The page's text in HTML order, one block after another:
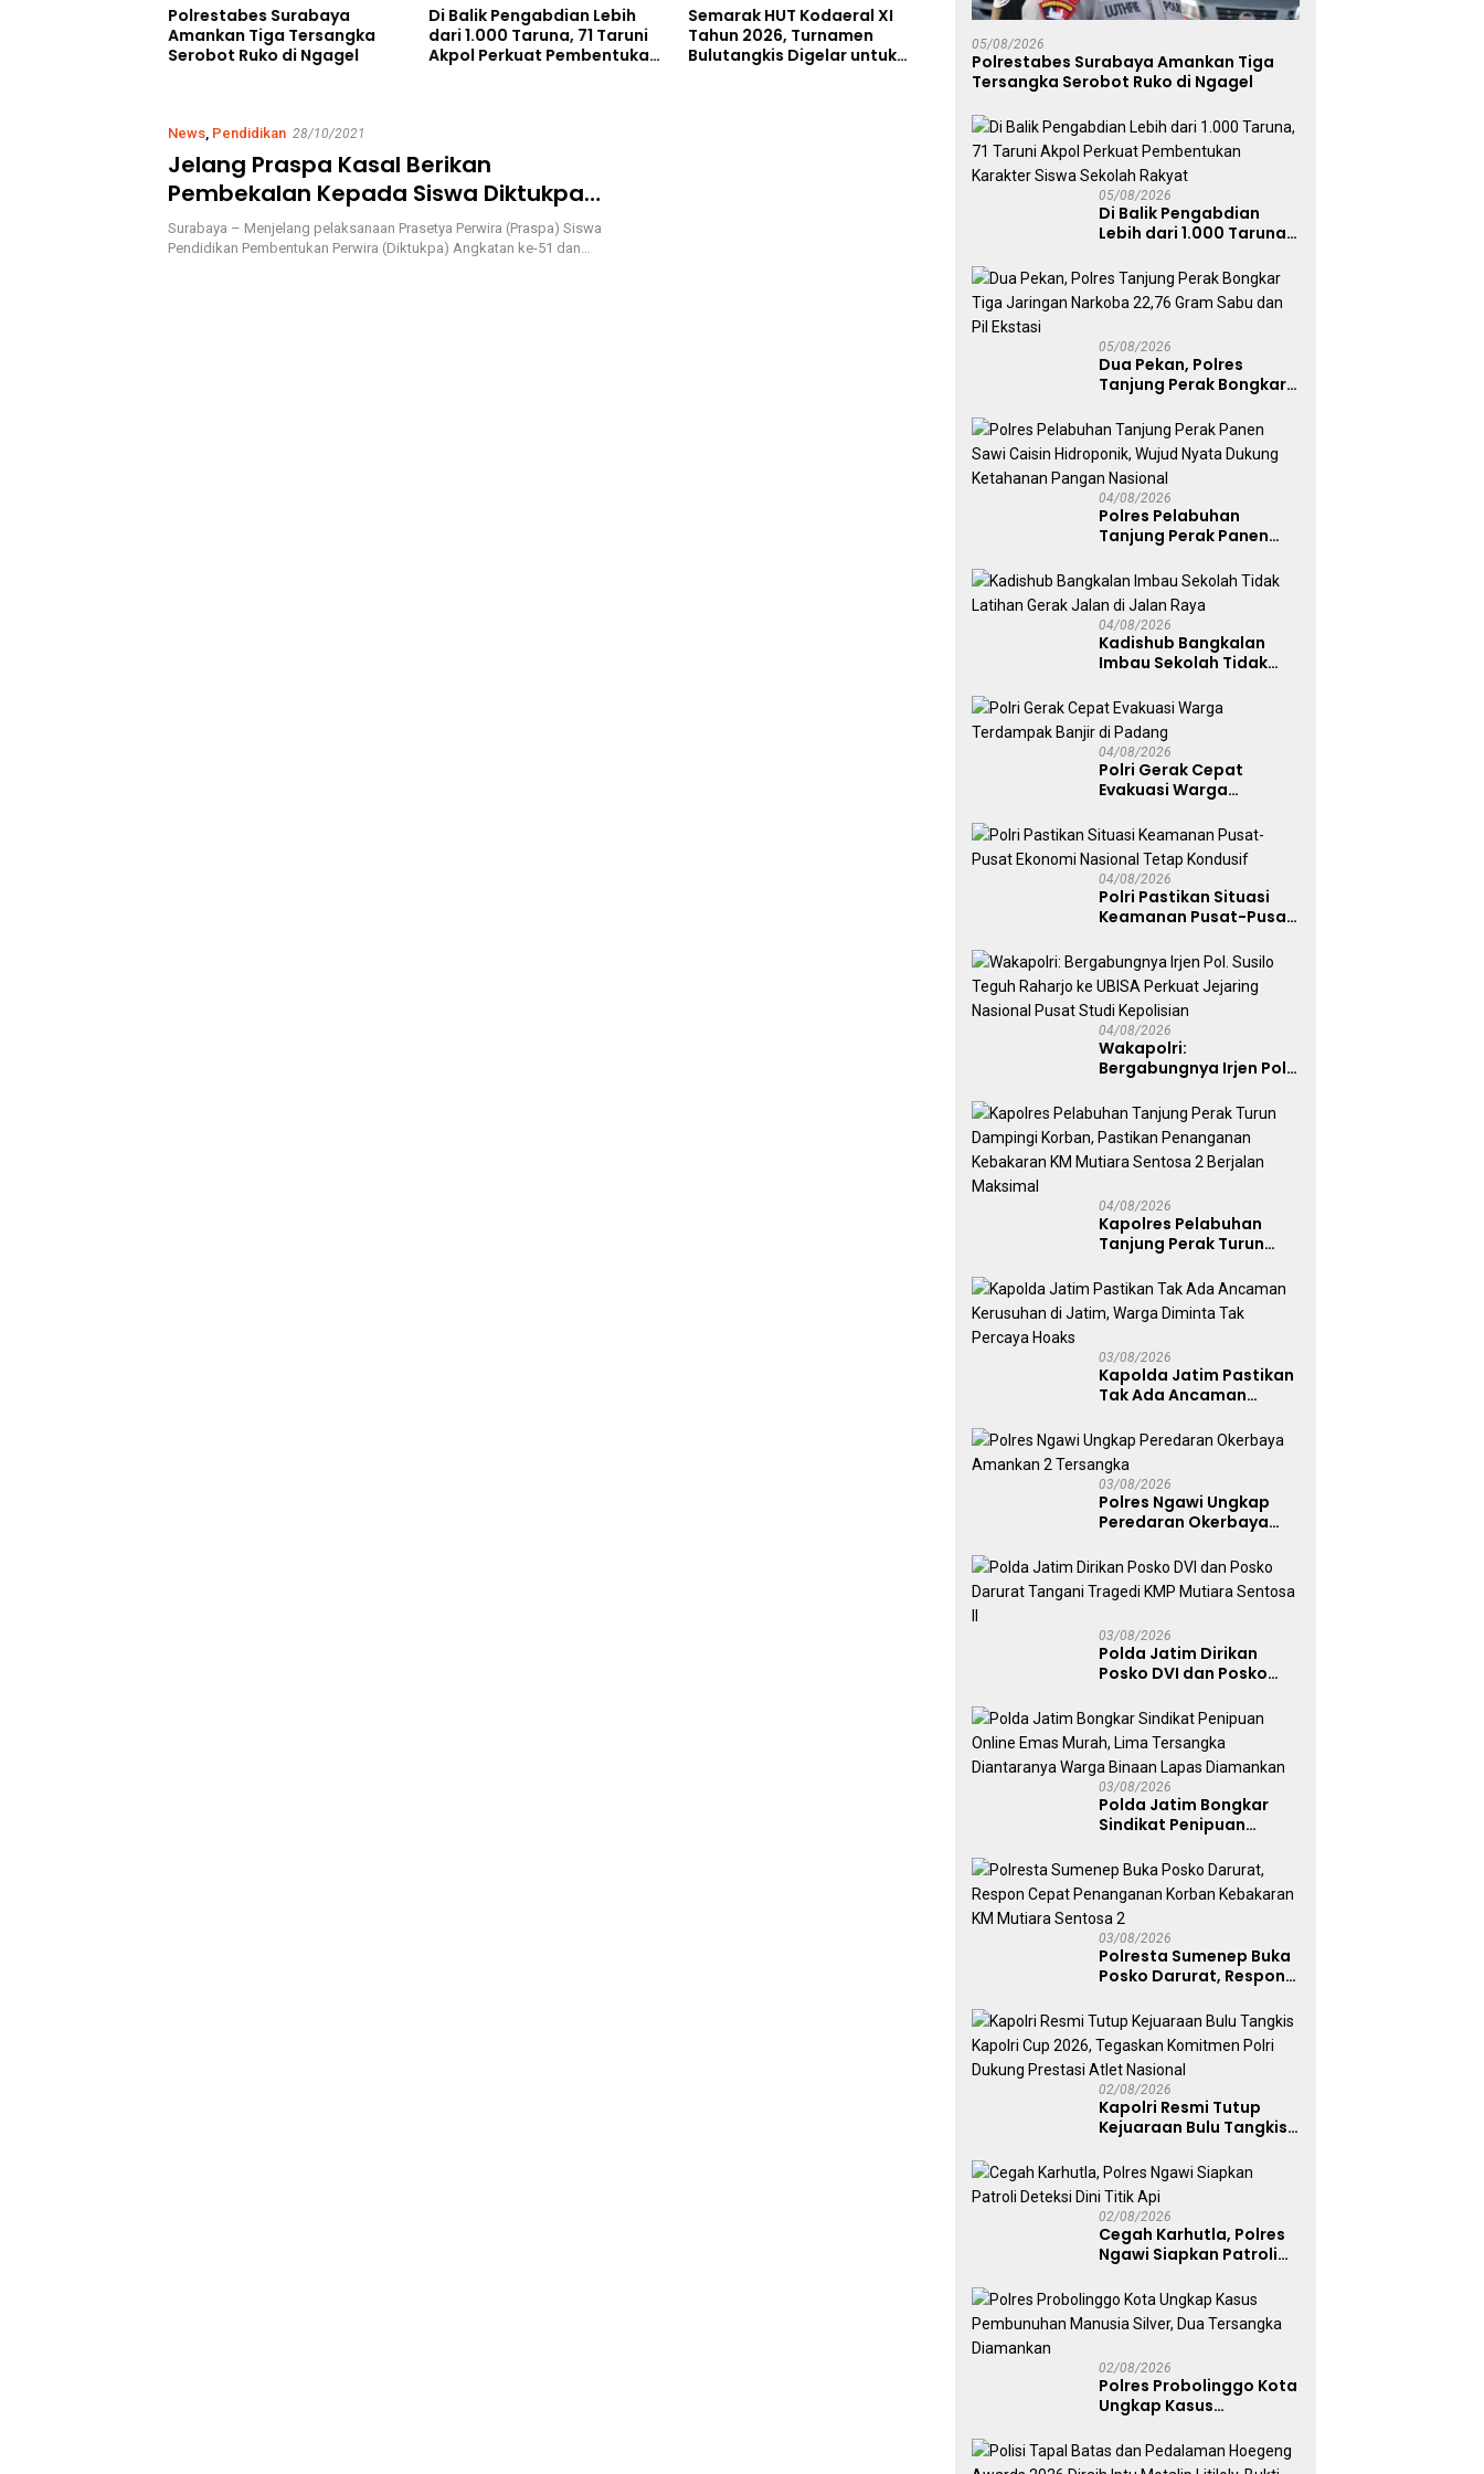
Polrestabes Surabaya
Amankan Tiga Tersangka
Serobot Ruko di Ngagel
Di Balik Pengabdian Lebih
dari 1.000 Taruna, 71 Taruni
Akpol Perkuat Pembentukan
Semarak HUT Kodaeral XI
Tahun 2026, Turnamen
Bulutangkis Digelar untuk
Dua Pekan, Polres Tanjung
Perak Bongkar Tiga
Jaringan Narkoba 22,76
Gram Sabu dan Pil Ekstasi
DJ Intan WD ICYtone Reborn
Surabaya, Suasana Malam
Makin Meriah
News, Pendidikan 28/10/2021
Jelang Praspa Kasal Berikan
Pembekalan Kepada Siswa Diktukpa
Angkatan LI dan Diktupakat TNI AL TA
2021
Surabaya – Menjelang pelaksanaan Prasetya Perwira (Praspa) Siswa
Pendidikan Pembentukan Perwira (Diktukpa) Angkatan ke-51 dan…
05/08/2026
Polrestabes Surabaya Amankan Tiga
Tersangka Serobot Ruko di Ngagel
05/08/2026
Di Balik Pengabdian
Lebih dari 1.000 Taruna,
Pembentukan Karakter
Siswa Sekolah Rakyat
05/08/2026
Dua Pekan, Polres
Tanjung Perak Bongkar
22,76 Gram Sabu dan Pil
Ekstasi
04/08/2026
Polres Pelabuhan
Tanjung Perak Panen
Wujud Nyata Dukung
Ketahanan Pangan
Nasional
04/08/2026
Kadishub Bangkalan
Imbau Sekolah Tidak
Jalan Raya
04/08/2026
Polri Gerak Cepat
Evakuasi Warga
Padang
04/08/2026
Polri Pastikan Situasi
Keamanan Pusat-Pusat
Kondusif
04/08/2026
Wakapolri:
Bergabungnya Irjen Pol.
UBISA Perkuat Jejaring
Nasional Pusat Studi
Kepolisian
04/08/2026
Kapolres Pelabuhan
Tanjung Perak Turun
Pastikan Penanganan
Kebakaran KM Mutiara
Sentosa 2 Berjalan
03/08/2026
Kapolda Jatim Pastikan
Tak Ada Ancaman
Warga Diminta Tak
Percaya Hoaks
03/08/2026
Polres Ngawi Ungkap
Peredaran Okerbaya
03/08/2026
Polda Jatim Dirikan
Posko DVI dan Posko
Tragedi KMP Mutiara
Sentosa II
03/08/2026
Polda Jatim Bongkar
Sindikat Penipuan
Tersangka Diantaranya
Warga Binaan Lapas
Diamankan
03/08/2026
Polresta Sumenep Buka
Posko Darurat, Respon
Korban Kebakaran KM
Mutiara Sentosa 2
02/08/2026
Kapolri Resmi Tutup
Kejuaraan Bulu Tangkis
Tegaskan Komitmen
Polri Dukung Prestasi
Atlet Nasional
02/08/2026
Cegah Karhutla, Polres
Ngawi Siapkan Patroli
02/08/2026
Polres Probolinggo Kota
Ungkap Kasus
Silver, Dua Tersangka
Diamankan